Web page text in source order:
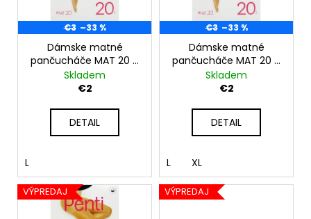
t
o
r €3 –33 %
Dámske matné
pančucháče MAT 20 –
telové
Skladem
€2
DETAIL
L
€3 –33 %
Dámske matné
pančucháče MAT 20 –
čierne
Skladem
€2
DETAIL
L XL
VÝPREDAJ VÝPREDAJ
á
j